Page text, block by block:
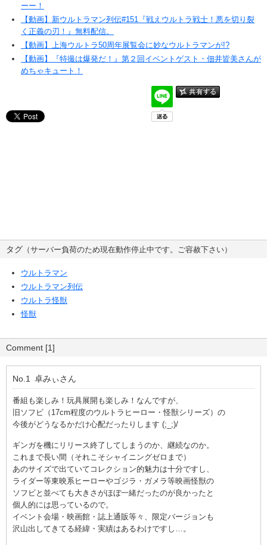
ーー！
【動画】新ウルトラマン列伝#151『戦えウルトラ戦士！悪を切り裂
く正義の刃！』無料配信。
【動画】上海ウルトラ50周年展覧会に妙なウルトラマンが!?
【動画】『特撮は爆発だ！』第２回イベントゲスト・佃井皆美さんが
めちゃキュート！
タグ （サーバー負荷のため現在動作停止中です。ご容赦下さい）
ウルトラマン
ウルトラマン列伝
ウルトラ怪獣
怪獣
Comment [1]
No.1 卓みぃさん
番組も楽しみ！玩具展開も楽しみ！なんですが、
旧ソフビ（17cm程度のウルトラヒーロー・怪獣シリーズ）の
今後がどうなるかだけ心配だったりします (;_;)/
ギンガを機にリリース終了してしまうのか、継続なのか。
これまで長い間（それこそシャイニングゼロまで）
あのサイズで出ていてコレクション的魅力は十分ですし、
ライダー等東映系ヒーローやゴジラ・ガメラ等映画怪獣の
ソフビと並べても大きさがほぼ一緒だったのが良かったと
個人的には思っているので。
イベント会場・映画館・誌上通販等々、限定バージョンも
沢山出してきてる経緯・実績はあるわけですし…。